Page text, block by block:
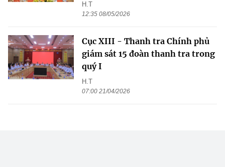
H.T
12:35 08/05/2026
Cục XIII - Thanh tra Chính phủ
giám sát 15 đoàn thanh tra trong
quý I
H.T
07:00 21/04/2026